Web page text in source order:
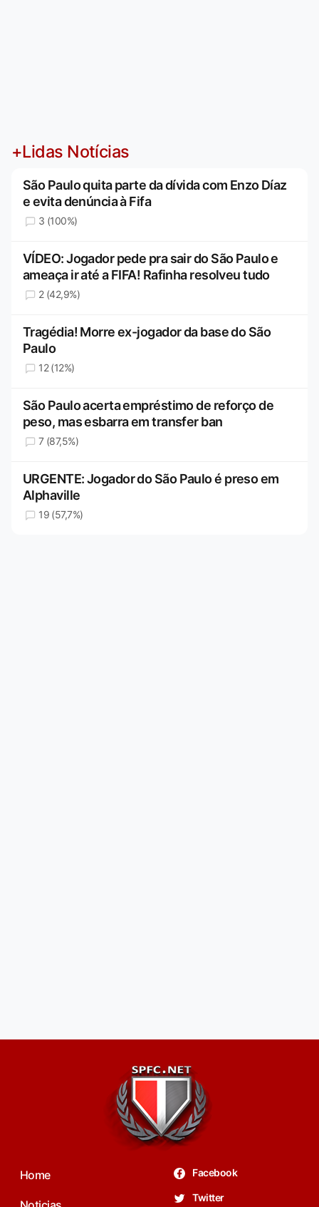
+Lidas Notícias
São Paulo quita parte da dívida com Enzo Díaz
e evita denúncia à Fifa
3 (100%)
VÍDEO: Jogador pede pra sair do São Paulo e
ameaça ir até a FIFA! Rafinha resolveu tudo
2 (42,9%)
Tragédia! Morre ex-jogador da base do São
Paulo
12 (12%)
São Paulo acerta empréstimo de reforço de
peso, mas esbarra em transfer ban
7 (87,5%)
URGENTE: Jogador do São Paulo é preso em
Alphaville
19 (57,7%)
Home Facebook
Twitter